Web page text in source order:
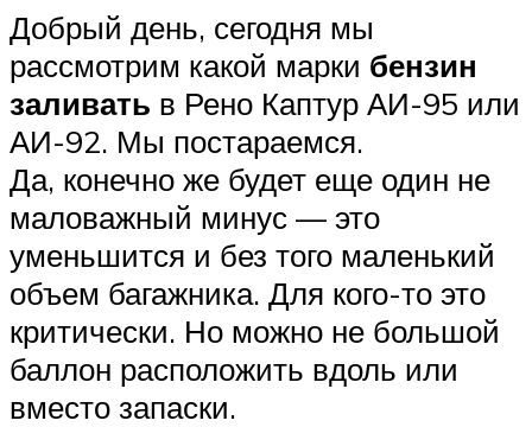
Добрый день, сегодня мы
рассмотрим какой марки бензин
заливать в Рено Каптур АИ-95 или
АИ-92. Мы постараемся.
Да, конечно же будет еще один не
маловажный минус — это
уменьшится и без того маленький
объем багажника. Для кого-то это
критически. Но можно не большой
баллон расположить вдоль или
вместо запаски.